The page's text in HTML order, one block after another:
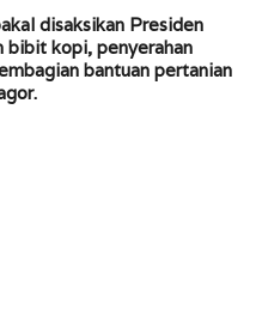
disaksikan Presiden
bibit kopi, penyerahan
bantuan pertanian